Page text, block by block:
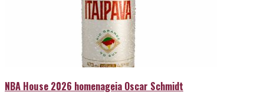
NBA House 2026 homenageia Oscar Schmidt